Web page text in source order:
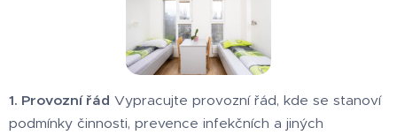
1. Provozní řád Vypracujte provozní řád, kde se stanoví
podmínky činnosti, prevence infekčních a jiných